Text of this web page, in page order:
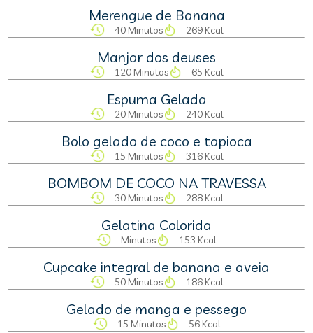
Merengue de Banana
40 Minutos 269 Kcal
Manjar dos deuses
120 Minutos 65 Kcal
Espuma Gelada
20 Minutos 240 Kcal
Bolo gelado de coco e tapioca
15 Minutos 316 Kcal
BOMBOM DE COCO NA TRAVESSA
30 Minutos 288 Kcal
Gelatina Colorida
Minutos 153 Kcal
Cupcake integral de banana e aveia
50 Minutos 186 Kcal
Gelado de manga e pessego
15 Minutos 56 Kcal